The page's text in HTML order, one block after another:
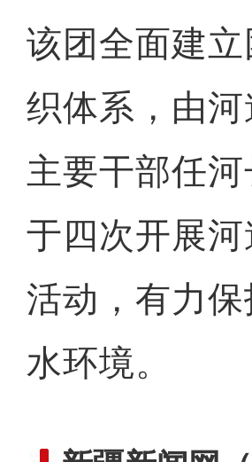
该团全面建
织体系，由
主要干部任
于四次开展
活动，有力
水环境。